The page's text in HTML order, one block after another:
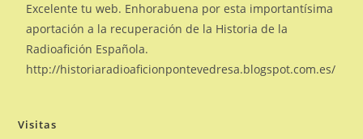
Excelente tu web. Enhorabuena por esta importantísima
aportación a la recuperación de la Historia de la
Radioafición Española.
http://historiaradioaficionpontevedresa.blogspot.com.es/
Visitas